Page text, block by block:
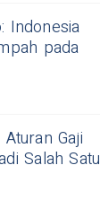
Indonesia
pada
Gaji
Salah Satu